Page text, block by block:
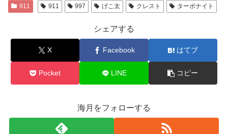
911 911 997 げこ太 クレスト ターボナイト
シェアする
X Facebook はてブ
Pocket LINE コピー
海月をフォローする